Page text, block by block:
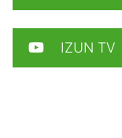
IZUN TV